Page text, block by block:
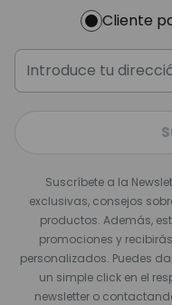
Cliente
Suscríbete a la
exclusivas, consejos
productos. Además,
promociones y
personalizados. Puedes
un simple click en el
newsletter o